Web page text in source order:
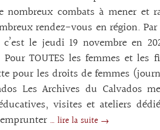
combats à mener et
rendez-vous en région.
le jeudi 19 novembre en
TOUTES les femmes et les
pour les droits de femmes
Les Archives du Calvados
visites et ateliers
… lire la suite →